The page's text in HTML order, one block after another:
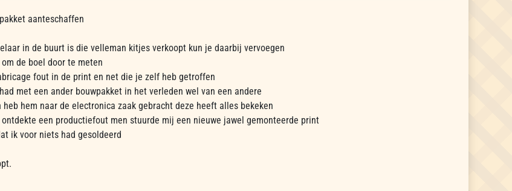
aanteschaffen
in de buurt is die velleman kitjes verkoopt kun je daarbij vervoegen
de boel door te meten
fout in de print en net die je zelf heb getroffen
met een ander bouwpakket in het verleden wel van een andere
hem naar de electronica zaak gebracht deze heeft alles bekeken
een productiefout men stuurde mij een nieuwe jawel gemonteerde print
ik voor niets had gesoldeerd